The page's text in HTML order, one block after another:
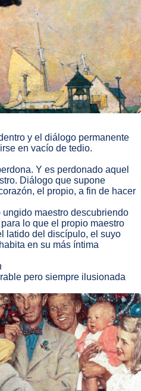
y el diálogo permanente
en vacío de tedio.
Y es perdonado aquel
Diálogo que supone
el propio, a fin de hacer
maestro descubriendo
lo que el propio maestro
latido del discípulo, el suyo
en su más íntima
pero siempre ilusionada